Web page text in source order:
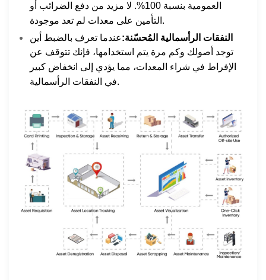
العمومية بنسبة 100%. لا مزيد من دفع الضرائب أو
التأمين على معدات لم تعد موجودة.
النفقات الرأسمالية المُحسّنة:عندما تعرف بالضبط أين
توجد أصولك وكم مرة يتم استخدامها، فإنك تتوقف عن
الإفراط في شراء المعدات، مما يؤدي إلى انخفاض كبير
في النفقات الرأسمالية.